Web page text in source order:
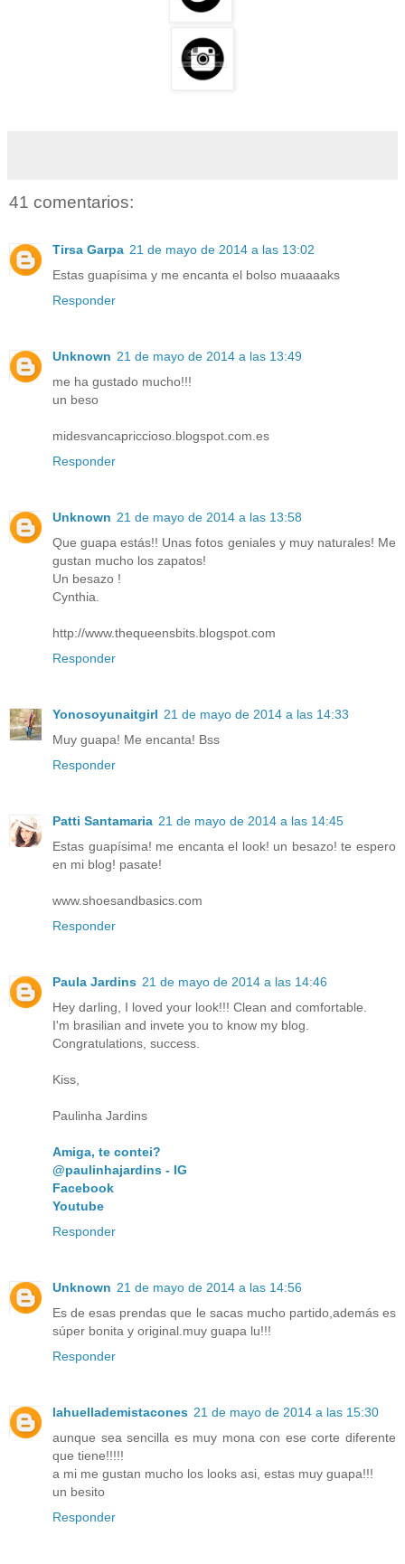
41 comentarios:
Tirsa Garpa 21 de mayo de 2014 a las 13:02
Estas guapísima y me encanta el bolso muaaaaks
Responder
Unknown 21 de mayo de 2014 a las 13:49
me ha gustado mucho!!!
un beso
midesvancapriccioso.blogspot.com.es
Responder
Unknown 21 de mayo de 2014 a las 13:58
Que guapa estás!! Unas fotos geniales y muy naturales! Me
gustan mucho los zapatos!
Un besazo !
Cynthia.
http://www.thequeensbits.blogspot.com
Responder
Yonosoyunaitgirl 21 de mayo de 2014 a las 14:33
Muy guapa! Me encanta! Bss
Responder
Patti Santamaria 21 de mayo de 2014 a las 14:45
Estas guapísima! me encanta el look! un besazo! te espero
en mi blog! pasate!
www.shoesandbasics.com
Responder
Paula Jardins 21 de mayo de 2014 a las 14:46
Hey darling, I loved your look!!! Clean and comfortable.
I'm brasilian and invete you to know my blog.
Congratulations, success.
Kiss,
Paulinha Jardins
Amiga, te contei?
@paulinhajardins - IG
Facebook
Youtube
Responder
Unknown 21 de mayo de 2014 a las 14:56
Es de esas prendas que le sacas mucho partido,además es
súper bonita y original.muy guapa lu!!!
Responder
lahuellademistacones 21 de mayo de 2014 a las 15:30
aunque sea sencilla es muy mona con ese corte diferente
que tiene!!!!!
a mi me gustan mucho los looks asi, estas muy guapa!!!
un besito
Responder